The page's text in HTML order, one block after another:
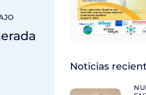
Noticias